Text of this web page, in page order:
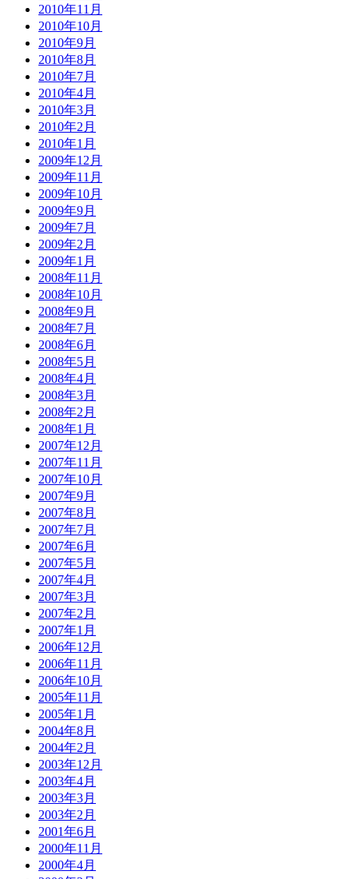
2010年11月
2010年10月
2010年9月
2010年8月
2010年7月
2010年4月
2010年3月
2010年2月
2010年1月
2009年12月
2009年11月
2009年10月
2009年9月
2009年7月
2009年2月
2009年1月
2008年11月
2008年10月
2008年9月
2008年7月
2008年6月
2008年5月
2008年4月
2008年3月
2008年2月
2008年1月
2007年12月
2007年11月
2007年10月
2007年9月
2007年8月
2007年7月
2007年6月
2007年5月
2007年4月
2007年3月
2007年2月
2007年1月
2006年12月
2006年11月
2006年10月
2005年11月
2005年1月
2004年8月
2004年2月
2003年12月
2003年4月
2003年3月
2003年2月
2001年6月
2000年11月
2000年4月